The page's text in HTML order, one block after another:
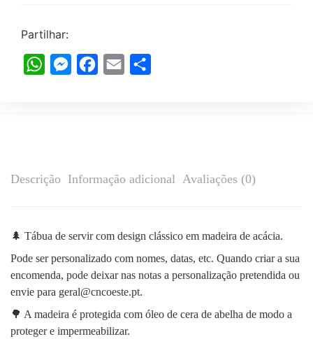
Partilhar:
WhatsAppMessengerFacebook
Email
Descrição Informação adicional Avaliações (0)
🌲 Tábua de servir com design clássico em madeira de acácia.
Pode ser personalizado com nomes, datas, etc. Quando criar a sua
encomenda, pode deixar nas notas a personalização pretendida ou
envie para geral@cncoeste.pt.
🌳 A madeira é protegida com óleo de cera de abelha de modo a
proteger e impermeabilizar.